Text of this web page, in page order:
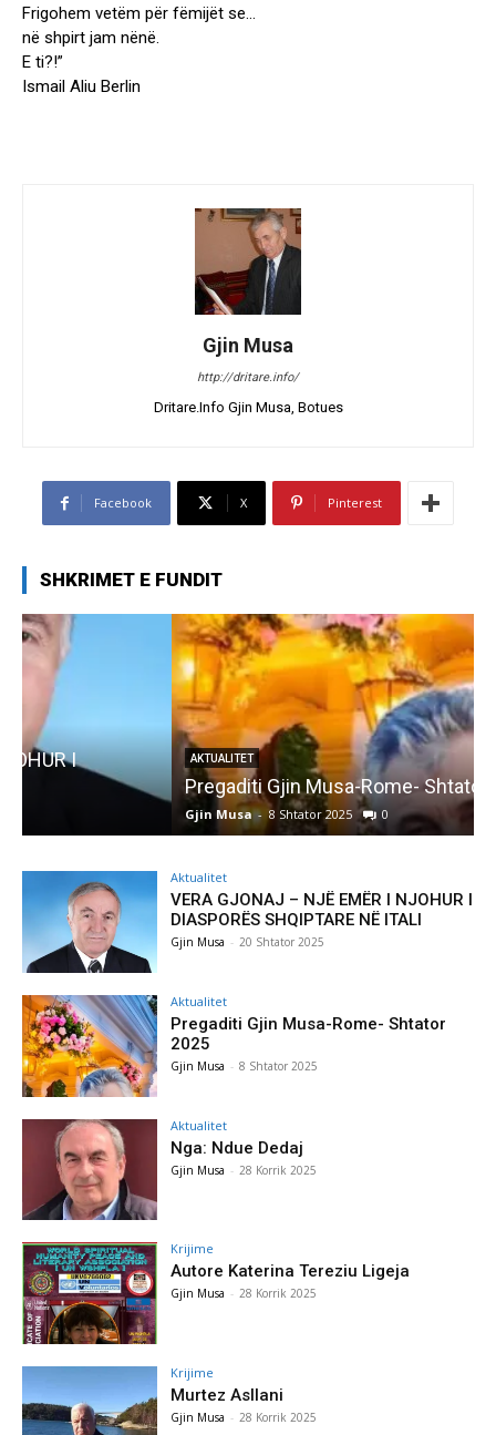
Frigohem vetëm për fëmijët se…
në shpirt jam nënë.
E ti?!”
Ismail Aliu Berlin
Gjin Musa
http://dritare.info/
Dritare.Info Gjin Musa, Botues
Facebook X Pinterest
SHKRIMET E FUNDIT
AKTUALITET
Pregaditi Gjin Musa-Rome- Shtator 2025
8 Shtator 2025 0
Aktualitet
VERA GJONAJ – NJË EMËR I NJOHUR I
DIASPORËS SHQIPTARE NË ITALI
Gjin Musa - 20 Shtator 2025
Aktualitet
Pregaditi Gjin Musa-Rome- Shtator
2025
Gjin Musa - 8 Shtator 2025
Aktualitet
Nga: Ndue Dedaj
Gjin Musa - 28 Korrik 2025
Krijime
Autore Katerina Tereziu Ligeja
Gjin Musa - 28 Korrik 2025
Krijime
Murtez Asllani
Gjin Musa - 28 Korrik 2025